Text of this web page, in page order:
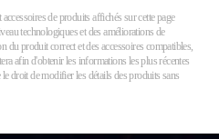
de produits affichés sur cette page
technologiques et des améliorations de
du produit correct et des accessoires compatibles,
afin d'obtenir les informations les plus récentes
droit de modifier les détails des produits sans